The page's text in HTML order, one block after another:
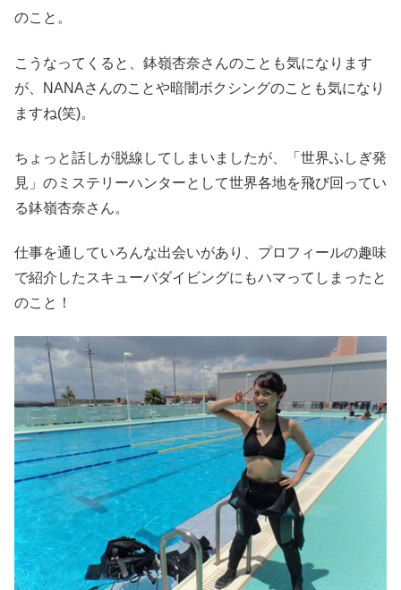
のこと。
こうなってくると、鉢嶺杏奈さんのことも気になります
が、NANAさんのことや暗闇ボクシングのことも気になり
ますね(笑)。
ちょっと話しが脱線してしまいましたが、「世界ふしぎ発
見」のミステリーハンターとして世界各地を飛び回ってい
る鉢嶺杏奈さん。
仕事を通していろんな出会いがあり、プロフィールの趣味
で紹介したスキューバダイビングにもハマってしまったと
のこと！